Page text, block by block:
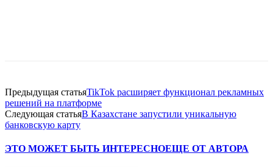
Предыдущая статьяTikTok расширяет функционал рекламных
решений на платформе
Следующая статьяВ Казахстане запустили уникальную
банковскую карту
ЭТО МОЖЕТ БЫТЬ ИНТЕРЕСНОЕЩЕ ОТ АВТОРА